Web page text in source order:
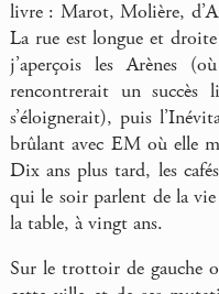
livre : Marot, Molière,
La rue est longue et
j’aperçois les Arènes
rencontrerait un
s’éloignerait), puis
brûlant avec EM où elle
Dix ans plus tard, les
qui le soir parlent de la vie
la table, à vingt ans.
Sur le trottoir de gauche